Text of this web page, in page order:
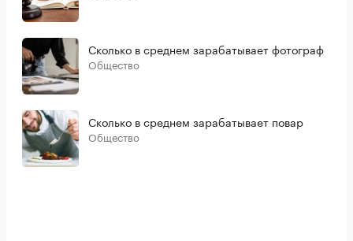
Сколько в среднем зарабатывает фотограф
Общество
Сколько в среднем зарабатывает повар
Общество